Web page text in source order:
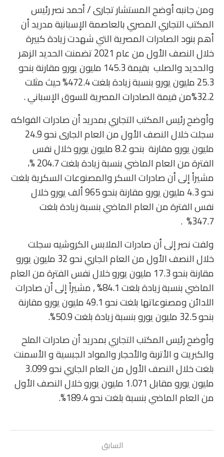
ومن جانبه أوضح المستشار تجارى / أحمد نصر رئيس
المكتب التجاري المصري بالعاصمة الإسبانية مدريد أن
أهم بنود الصادرات المصرية التي شهدت زيادة كبيرة
خلال النصف الأول من عام 2021 تضمنت الحديد الزهر
والحديد والصلب بقيمة 145.3 مليون يورو مقارنة بنحو
25.3 مليون يورو بنسبة زيادة بلغت 472.4% حيث مثلت
32.2%من قيمة الصادرات المصرية للسوق الإسباني .
وأوضح رئيس المكتب التجاري بمدريد أن صادرات الفواكه
سجلت خلال النصف الأول من العام الجارى نحو 24.9
مليون يورو مقارنة بنحو 8.2 مليون يورو خلال نفس
الفترة من العام الماضي بنسبة زيادة بلغت 204.7 %،
مشيراً إلى أن صادرات السكر والمصنوعات السكرية بلغت
نحو 4.3 مليون يورو مقارنة بنحو 965 ألف يورو خلال
نفس الفترة من العام الماضي بنسبة زيادة بلغت
347.7% .
ولفت نصر إلى أن صادرات الملابس الكروشيه سجلت
خلال النصف الأول من العام الجاري نحو 32 مليون يورو
مقارنة بنحو 17.3 مليون يورو خلال نفس الفترة من العام
الماضي بنسبة زيادة بلغت 84.1% , مشيراً إلى أن صادرات
اللدائن ومصنوعاتها بلغت نحو 49.1 مليون يورو مقارنة
بنحو 32.5 مليون يورو بنسبة زيادة بلغت 50.9%.
وأوضح رئيس المكتبالتجاريبمدريد أن صادرات الملح
والكبريت و الأتربة والأحجار والمواد الجبسية و الأسمنت
بلغت خلال النصف الأول من العام الجاري نحو 3.099
مليون يورو مقابل 1.071 مليون يورو خلال النصف الأول
من العام الماضي بنسبة بلغت نحو 189.4%.
السابق